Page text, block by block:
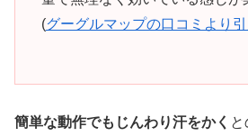
(グーグルマップの口コミより引
簡単な動作でもじんわり汗をかく と